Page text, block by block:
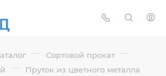
— Сортовой прокат —
— Пруток из цветного металла